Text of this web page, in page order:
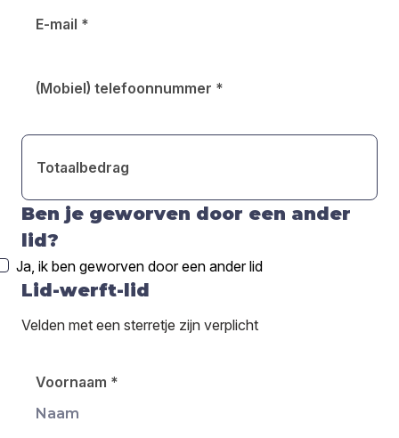
E-mail *
(Mobiel) telefoonnummer *
Totaalbedrag
Ben je geworven door een ander
lid?
Ja, ik ben geworven door een ander lid
Lid-werft-lid
Velden met een sterretje zijn verplicht
Naam
Voornaam *